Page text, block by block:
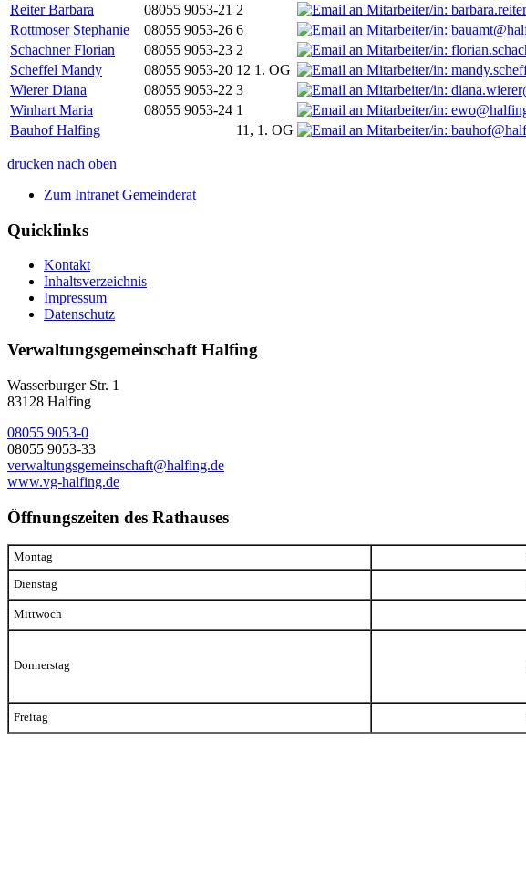
Reiter Barbara
08055 9053-21 2
Rottmoser Stephanie
08055 9053-26 6
Schachner Florian
08055 9053-23 2
Scheffel Mandy
08055 9053-20 12 1. OG
Wierer Diana
08055 9053-22 3
Winhart Maria
08055 9053-24 1
Bauhof Halfing
11, 1. OG
drucken nach oben
Zum Intranet Gemeinderat
Quicklinks
Kontakt
Inhaltsverzeichnis
Impressum
Datenschutz
Verwaltungsgemeinschaft Halfing
Wasserburger Str. 1
83128 Halfing
08055 9053-0
08055 9053-33
verwaltungsgemeinschaft@halfing.de
www.vg-halfing.de
Öffnungszeiten des Rathauses
Montag
Dienstag
Mittwoch
Donnerstag
Freitag